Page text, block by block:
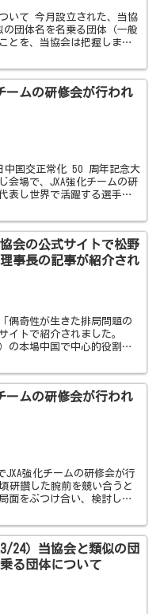
た、当協
の団体名を名乗る団体（一般
とを、当協会は把握しまし
ームの研修会が行われ
中国交正常化 50 周年記念大
会場で、JXA強化チームの研
表し世界で活躍する選手の
会の公式サイトで松野
事長の記事が紹介され
偶奇性が生きた排局問題の
イトで紹介されました。
の本場中国で中心的役割を
ームの研修会が行われ
JXA強化チームの研修会が行
面をぶつけ合い、検討しま
24）当協会と類似の団
る団体について